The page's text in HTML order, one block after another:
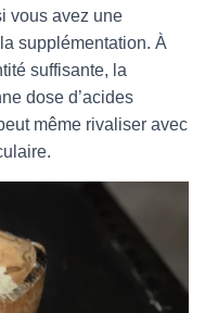
vous avez une
supplémentation. À
suffisante, la
dose d’acides
même rivaliser avec